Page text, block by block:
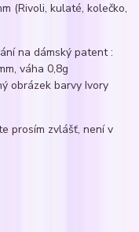
(Rivoli, kulaté, kolečko,
na dámský patent :
váha 0,8g
obrázek barvy Ivory
prosím zvlášť, není v